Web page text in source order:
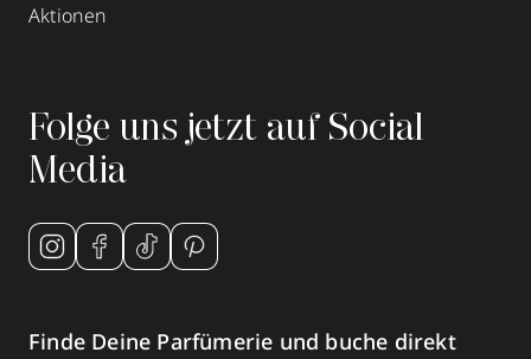
Aktionen
Folge uns jetzt auf Social
Media
Finde Deine Parfümerie und buche direkt